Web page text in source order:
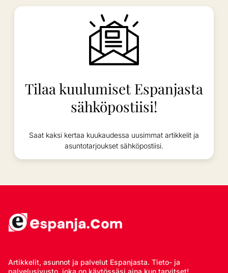
Tilaa kuulumiset Espanjasta
sähköpostiisi!
Saat kaksi kertaa kuukaudessa uusimmat artikkelit ja
asuntotarjoukset sähköpostiisi.
Artikkelit, asunnot ja palvelut Espanjasta. Tieto- ja
palvelusivusto, joka on käytössäsi aina kun tarvitset!